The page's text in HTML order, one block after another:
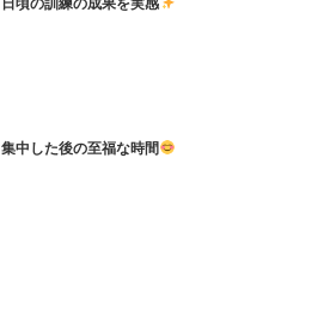
集中した後の至福な時間